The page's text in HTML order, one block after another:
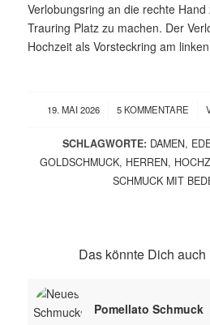
Verlobungsring an die rechte
Trauring Platz zu machen. Der
Hochzeit als Vorsteckring am
19. MAI 2026
/ 5 KOMMENTARE
/
SCHLAGWORTE: DAMEN,
GOLDSCHMUCK, HERREN,
SCHMUCK MIT
Das könnte Dich
Pomellato Schmuck